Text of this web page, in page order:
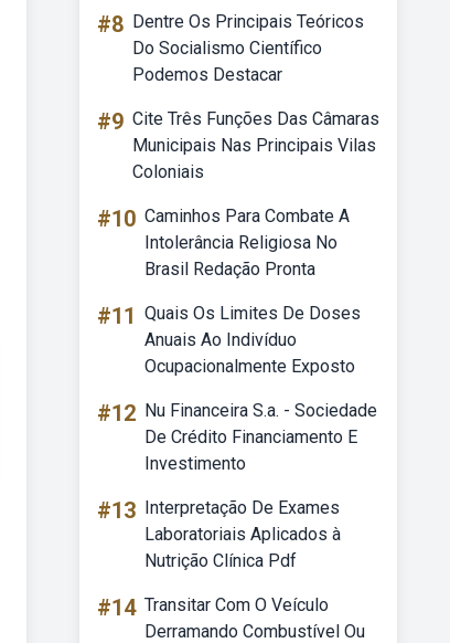
#8 Dentre Os Principais Teóricos
Do Socialismo Científico
Podemos Destacar
#9 Cite Três Funções Das Câmaras
Municipais Nas Principais Vilas
Coloniais
#10 Caminhos Para Combate A
Intolerância Religiosa No
Brasil Redação Pronta
#11 Quais Os Limites De Doses
Anuais Ao Indivíduo
Ocupacionalmente Exposto
#12 Nu Financeira S.a. - Sociedade
De Crédito Financiamento E
Investimento
#13 Interpretação De Exames
Laboratoriais Aplicados à
Nutrição Clínica Pdf
#14 Transitar Com O Veículo
Derramando Combustível Ou